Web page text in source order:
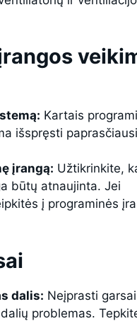
Kartais
išspręsti
įrangą: Užtikrinkite,
būtų atnaujinta. Jei
į programinės
dalis: Neįprasti garsai
problemas.